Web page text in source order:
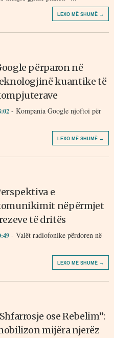
LEXO MË SHUMË →
përparon në
kuantike të
- Kompania Google njoftoi për
LEXO MË SHUMË →
e
nëpërmjet
të dritës
- Valët radiofonike përdoren në
LEXO MË SHUMË →
ose Rebelim”:
mijëra njerëz